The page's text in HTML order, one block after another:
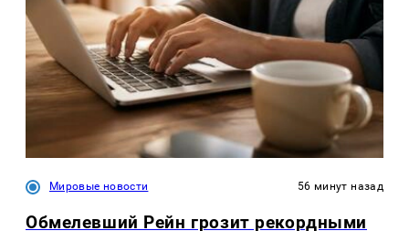
Мировые новости 56 минут назад
Обмелевший Рейн грозит рекордными